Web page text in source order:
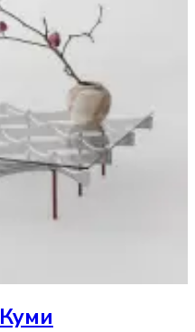
Куми